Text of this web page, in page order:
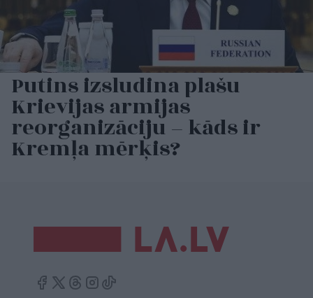
Putins izsludina plašu
Krievijas armijas
reorganizāciju – kāds ir
Kremļa mērķis?